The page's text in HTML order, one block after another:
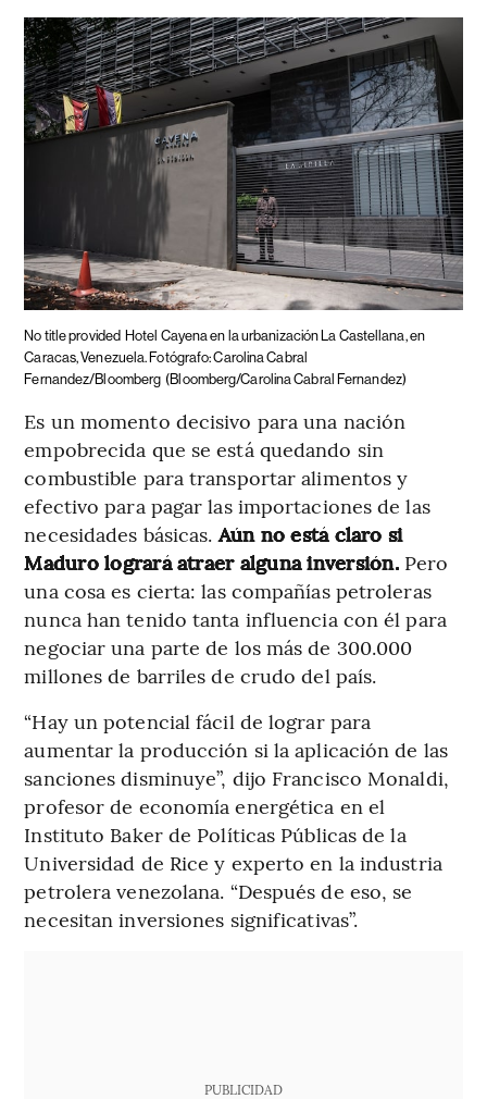
No title provided Hotel Cayena en la urbanización La Castellana, en
Caracas, Venezuela. Fotógrafo: Carolina Cabral
Fernandez/Bloomberg (Bloomberg/Carolina Cabral Fernandez)
Es un momento decisivo para una nación
empobrecida que se está quedando sin
combustible para transportar alimentos y
efectivo para pagar las importaciones de las
necesidades básicas. Aún no está claro si
Maduro logrará atraer alguna inversión. Pero
una cosa es cierta: las compañías petroleras
nunca han tenido tanta influencia con él para
negociar una parte de los más de 300.000
millones de barriles de crudo del país.
“Hay un potencial fácil de lograr para
aumentar la producción si la aplicación de las
sanciones disminuye”, dijo Francisco Monaldi,
profesor de economía energética en el
Instituto Baker de Políticas Públicas de la
Universidad de Rice y experto en la industria
petrolera venezolana. “Después de eso, se
necesitan inversiones significativas”.
PUBLICIDAD